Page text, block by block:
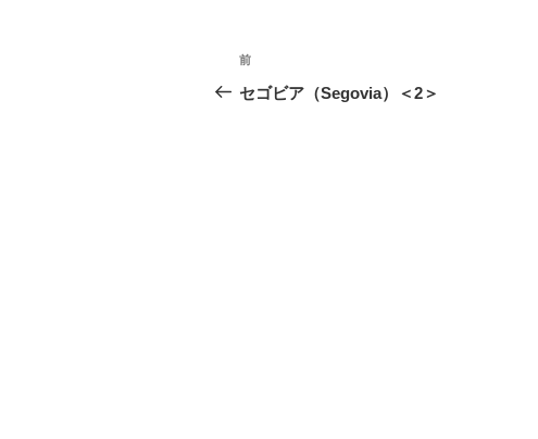
投
稿
前
の
前
セゴビア（Segovia）＜2＞